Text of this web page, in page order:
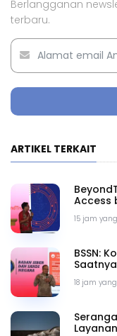
Berlangganan
terbaru.
ARTIKEL TERKAIT
15 jam
Access
18 jam
BSSN: